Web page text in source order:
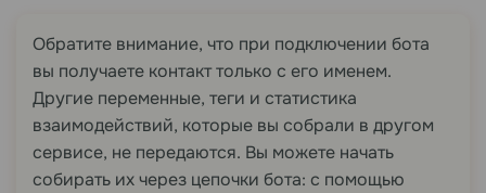
Обратите внимание, что при подключении бота
вы получаете контакт только с его именем.
Другие переменные, теги и статистика
взаимодействий, которые вы собрали в другом
сервисе, не передаются. Вы можете начать
собирать их через цепочки бота: с помощью